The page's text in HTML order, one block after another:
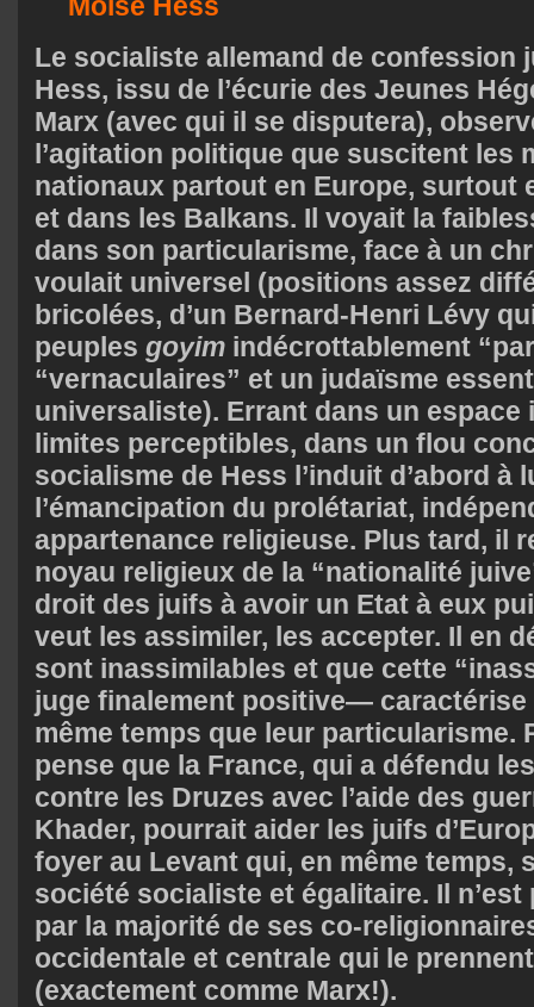
Le socialiste allemand de confession
Hess, issu de l’écurie des Jeunes
Marx (avec qui il se disputera),
l’agitation politique que suscitent les
nationaux partout en Europe, surtout
et dans les Balkans. Il voyait la
dans son particularisme, face à un
voulait universel (positions assez
bricolées, d’un Bernard-Henri Lévy
peuples goyim indécrottablement
“vernaculaires” et un judaïsme
universaliste). Errant dans un espace
limites perceptibles, dans un flou
socialisme de Hess l’induit d’abord à
l’émancipation du prolétariat,
appartenance religieuse. Plus tard, il
noyau religieux de la “nationalité
droit des juifs à avoir un Etat à eux
veut les assimiler, les accepter. Il en
sont inassimilables et que cette
juge finalement positive— caractérise
même temps que leur particularisme.
pense que la France, qui a défendu
contre les Druzes avec l’aide des
Khader, pourrait aider les juifs
foyer au Levant qui, en même temps,
société socialiste et égalitaire. Il
par la majorité de ses co-
occidentale et centrale qui le
(exactement comme Marx!).